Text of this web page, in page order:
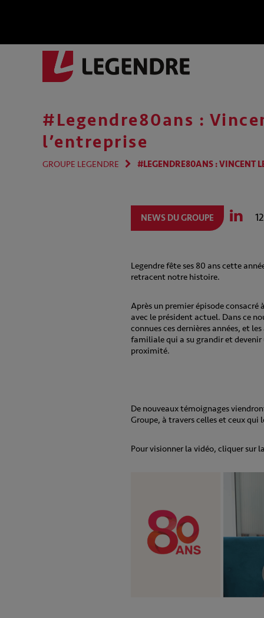
#Legendre80ans :
l’entreprise
GROUPE LEGENDRE #LEGENDRE80ANS : VINCENT
NEWS DU GROUPE
Legendre fête ses 80 ans cette
retracent notre histoire.
Après un premier épisode consacré
avec le président actuel. Dans ce
connues ces dernières années, et
familiale qui a su grandir et
proximité.
De nouveaux témoignages
Groupe, à travers celles et ceux
Pour visionner la vidéo, cliquer sur